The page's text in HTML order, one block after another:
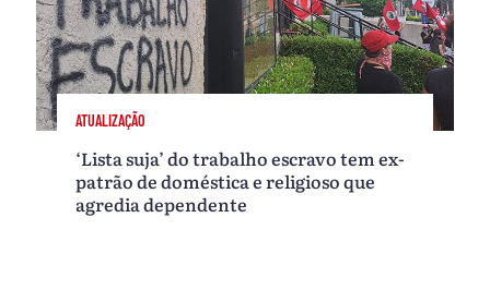
ATUALIZAÇÃO
‘Lista suja’ do trabalho escravo tem ex-
patrão de doméstica e religioso que
agredia dependente